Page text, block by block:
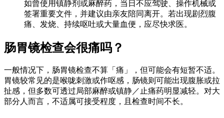
如曾使用镇静剂或麻醉药，当日不应驾驶、操作机械或
签署重要文件，并建议由亲友陪同离开。若出现剧烈腹
痛、发烧、持续呕吐或大量血便，应尽快求医。
肠胃镜检查会很痛吗？
一般情况下，肠胃镜检查不算「痛」，但可能会有短暂不适。
胃镜较常见的是喉咙刺激或作呕感，肠镜则可能出现腹胀或拉
扯感，但多数可透过局部麻醉或镇静／止痛药明显减轻。对大
部分人而言，不适属可接受程度，且检查时间不长。